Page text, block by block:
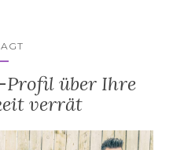
Profil über Ihre
verrät